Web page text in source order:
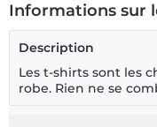
Informations sur
Description
Les t-shirts sont les
robe. Rien ne se